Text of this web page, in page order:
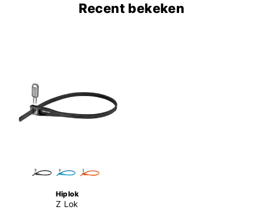
Recent bekeken
Hiplok
Z Lok